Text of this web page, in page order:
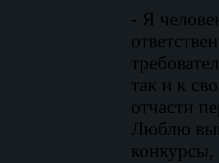
- Я
так и к
отчасти
Люблю
конкурсы,